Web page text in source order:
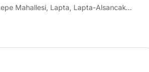
Alsancak-Çamlıbel Belediyesi, Girne ilçesi, Kuzey Kıbrıs, 99420, Κύπρος - Kıbrıs